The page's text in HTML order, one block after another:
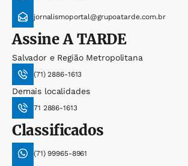
jornalismoportal@grupoatarde.com.br
AssineA TARDE
Salvador e Região Metropolitana
(71) 2886-1613
Demais localidades
71 2886-1613
Classificados
(71) 99965-8961